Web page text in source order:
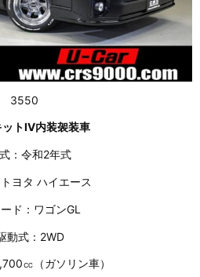
3550
ットⅣ内装袈装車
式：令和2年式
トヨタ ハイエース
ード：ワゴンGL
動式：2WD
㏄（ガソリン車）